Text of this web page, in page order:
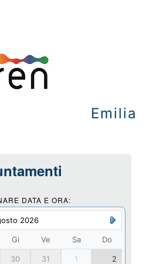
Emilia
DATA E ORA:
2026
Gi Ve Sa Do
30 31 1 2